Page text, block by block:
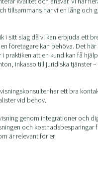
tillsammans har vi en lång och
i sitt slag då vi kan erbjuda ett
företagare kan behöva. Det
i praktiken att en kund kan få
inkasso till juridiska tjänster
har ett bra
vid behov.
genom integrationer och
och kostnadsbesparingar
är relevant för er.